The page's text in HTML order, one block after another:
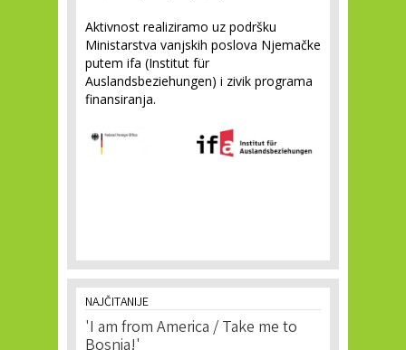
Aktivnost realiziramo uz podršku
Ministarstva vanjskih poslova Njemačke
putem ifa (Institut für
Auslandsbeziehungen) i zivik programa
finansiranja.
NAJČITANIJE
'I am from America / Take me to